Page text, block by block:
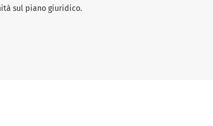
sul piano giuridico.